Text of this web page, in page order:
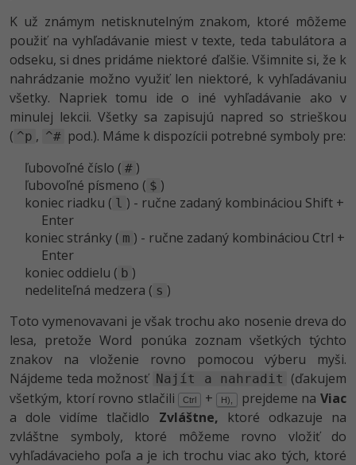
UML -80%
Algoritmy -41%
Umelá inteligencia -10%
Pre deti
Viac
Linux a UNIX
Siete
Kybernetická bezpečnost
Windows
Kurzy dizajnu
HTML/CSS
-80%
Adobe Illustrator -80%
Adobe Lightroom -30%
Adobe XD -15%
Adobe InDesign -25%
Príbehy absolventov
Médiá
Kariéra
K už známym netisknutelným znakom, ktoré môžeme
použiť na vyhľadávanie miest v texte, teda tabulátora a
odseku, si dnes pridáme niektoré ďalšie. Všimnite si, že k
nahrádzanie možno využiť len niektoré, k vyhľadávaniu
všetky. Napriek tomu ide o iné vyhľadávanie ako v
minulej lekcii. Všetky sa zapisujú napred so strieškou
( ^p , ^# pod.). Máme k dispozícii potrebné symboly pre:
ľubovoľné číslo ( # )
ľubovoľné písmeno ( $ )
koniec riadku ( l ) - ručne zadaný kombináciou Shift +
Enter
koniec stránky ( m ) - ručne zadaný kombináciou Ctrl +
Enter
koniec oddielu ( b )
nedeliteľná medzera ( s )
Toto vymenovavani je však trochu ako nosenie dreva do
lesa, pretože Word ponúka zoznam všetkých týchto
znakov na vloženie rovno pomocou výberu myši.
Nájdeme teda možnosť Najít a nahradit
(ďakujem
všetkým, ktorí rovno stlačili Ctrl + H), prejdeme naViac
a dole vidíme tlačidlo Zvláštne, ktoré odkazuje na
zvláštne symboly, ktoré môžeme rovno vložiť do
vyhľadávacieho poľa a je ich trochu viac ako tých, ktoré